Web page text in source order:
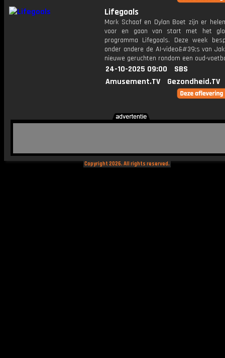
Lifegoals
Mark Schaaf en Dylan Boet zijn er
voor en gaan van start met het
programma Lifegoals. Deze week
onder andere de AI-video&#39;s van
nieuwe geruchten rondom een oud-
24-10-2025 09:00
SBS
Amusement.TV
Gezondheid.TV
Copyright 2026. All rights reserved.